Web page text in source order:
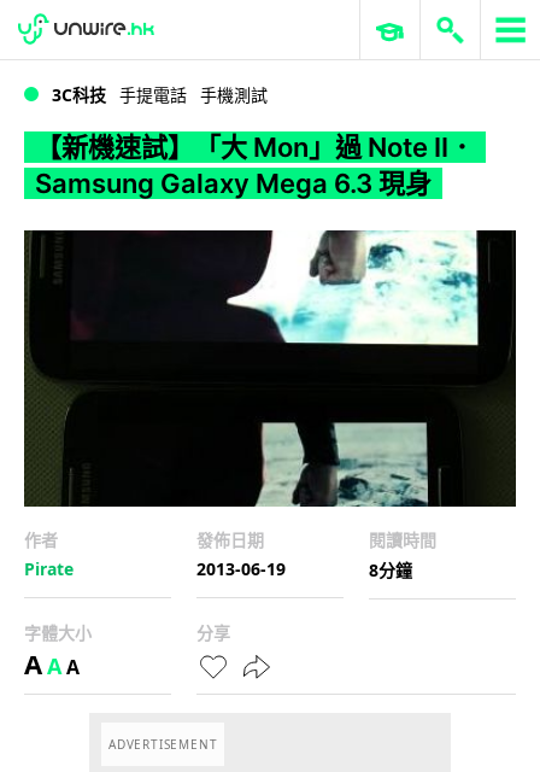
WWDC 2026 ERP 與商業 AI
3C科技 手提電話 手機測試
【新機速試】「大 Mon」過 Note II．
Samsung Galaxy Mega 6.3 現身
作者
Pirate
發佈日期
2013-06-19
閱讀時間
8分鐘
字體大小
AAA
分享
ADVERTISEMENT